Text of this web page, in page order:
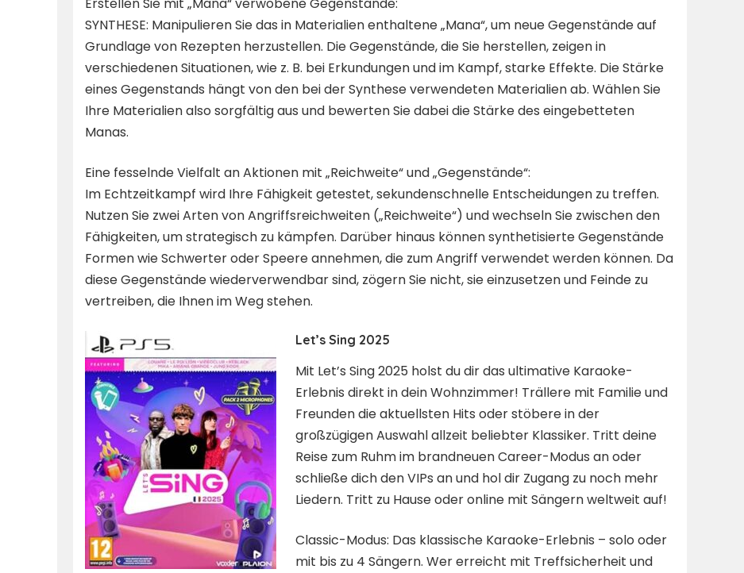
SYNTHESE: Manipulieren Sie das in Materialien enthaltene „Mana“, um neue Gegenstände auf
Grundlage von Rezepten herzustellen. Die Gegenstände, die Sie herstellen, zeigen in
verschiedenen Situationen, wie z. B. bei Erkundungen und im Kampf, starke Effekte. Die Stärke
eines Gegenstands hängt von den bei der Synthese verwendeten Materialien ab. Wählen Sie
Ihre Materialien also sorgfältig aus und bewerten Sie dabei die Stärke des eingebetteten
Manas.
Eine fesselnde Vielfalt an Aktionen mit „Reichweite“ und „Gegenstände“:
Im Echtzeitkampf wird Ihre Fähigkeit getestet, sekundenschnelle Entscheidungen zu treffen.
Nutzen Sie zwei Arten von Angriffsreichweiten („Reichweite“) und wechseln Sie zwischen den
Fähigkeiten, um strategisch zu kämpfen. Darüber hinaus können synthetisierte Gegenstände
Formen wie Schwerter oder Speere annehmen, die zum Angriff verwendet werden können. Da
diese Gegenstände wiederverwendbar sind, zögern Sie nicht, sie einzusetzen und Feinde zu
vertreiben, die Ihnen im Weg stehen.
Let’s Sing 2025
Mit Let’s Sing 2025 holst du dir das ultimative Karaoke-
Erlebnis direkt in dein Wohnzimmer! Trällere mit Familie und
Freunden die aktuellsten Hits oder stöbere in der
großzügigen Auswahl allzeit beliebter Klassiker. Tritt deine
Reise zum Ruhm im brandneuen Career-Modus an oder
schließe dich den VIPs an und hol dir Zugang zu noch mehr
Liedern. Tritt zu Hause oder online mit Sängern weltweit auf!
Classic-Modus: Das klassische Karaoke-Erlebnis – solo oder
mit bis zu 4 Sängern. Wer erreicht mit Treffsicherheit und